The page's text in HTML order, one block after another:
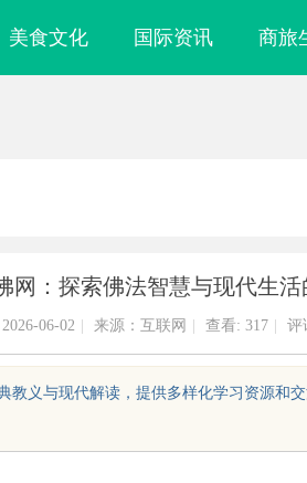
美食文化 国际资讯 商旅
网：探索佛法智慧与现代生活
2026-06-02 来源：互联网 查看: 317 评
教义与现代解读，提供多样化学习资源和